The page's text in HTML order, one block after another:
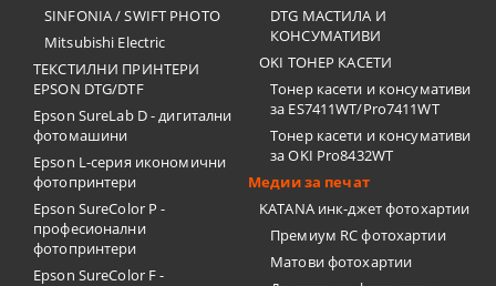
SINFONIA / SWIFT PHOTO
Mitsubishi Electric
ТЕКСТИЛНИ ПРИНТЕРИ
EPSON DTG/DTF
Epson SureLab D - дигитални
фотомашини
Epson L-серия икономични
фотопринтери
Epson SureColor P -
професионални
фотопринтери
Epson SureColor F -
DTG МАСТИЛА И
КОНСУМАТИВИ
OKI ТОНЕР КАСЕТИ
Тонер касети и консумативи
за ES7411WT/Pro7411WT
Тонер касети и консумативи
за OKI Pro8432WT
Медии за печат
KATANA инк-джет фотохартии
Премиум RC фотохартии
Матови фотохартии